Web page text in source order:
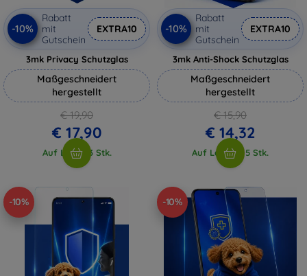
-10%
Rabatt
mit
Gutschein
EXTRA10
3mk Privacy Schutzglas
Maßgeschneidert
hergestellt
€ 19,90
€ 17,90
Auf Lager 3 Stk.
-10%
Rabatt
mit
Gutschein
EXTRA10
3mk Anti-Shock Schutzglas
Maßgeschneidert
hergestellt
€ 15,90
€ 14,32
Auf Lager > 5 Stk.
-10% -10%